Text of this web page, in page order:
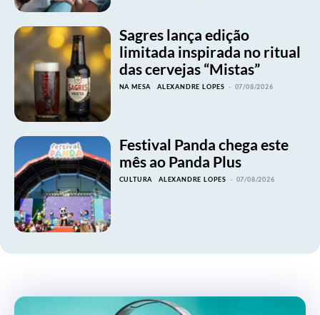
Sagres lança edição
limitada inspirada no ritual
das cervejas “Mistas”
NA MESA ALEXANDRE LOPES - 07/08/2026
Festival Panda chega este
mês ao Panda Plus
CULTURA ALEXANDRE LOPES - 07/08/2026